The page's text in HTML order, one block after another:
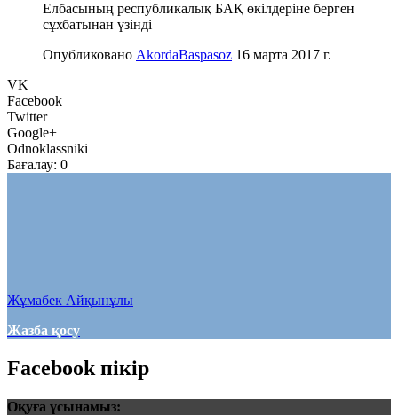
Елбасының республикалық БАҚ өкілдеріне берген
сұхбатынан үзінді
Опубликовано AkordaBaspasoz 16 марта 2017 г.
VK
Facebook
Twitter
Google+
Odnoklassniki
Бағалау: 0
Жұмабек Айқынұлы
Жазба қосу
Facebook пікір
Оқуға ұсынамыз: